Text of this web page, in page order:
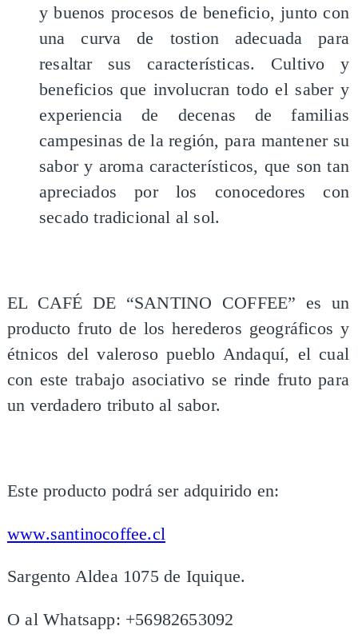
y buenos procesos de beneficio, junto con
una curva de tostion adecuada para
resaltar sus características. Cultivo y
beneficios que involucran todo el saber y
experiencia de decenas de familias
campesinas de la región, para mantener su
sabor y aroma característicos, que son tan
apreciados por los conocedores con
secado tradicional al sol.
EL CAFÉ DE “SANTINO COFFEE” es un
producto fruto de los herederos geográficos y
étnicos del valeroso pueblo Andaquí, el cual
con este trabajo asociativo se rinde fruto para
un verdadero tributo al sabor.
Este producto podrá ser adquirido en:
www.santinocoffee.cl
Sargento Aldea 1075 de Iquique.
O al Whatsapp: +56982653092